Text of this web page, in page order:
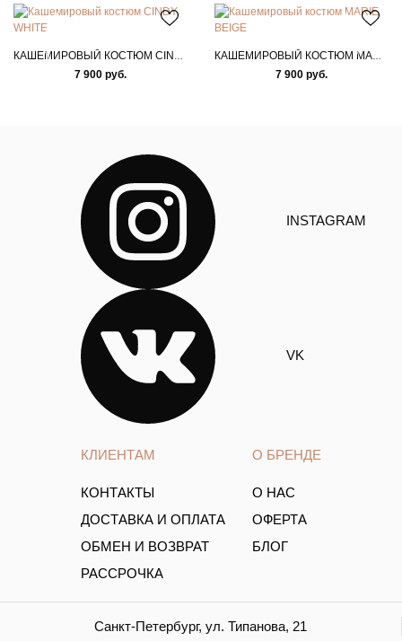
7 900 руб. 7 900 руб.
КЛИЕНТАМ
КОНТАКТЫ
ДОСТАВКА И ОПЛАТА
ОБМЕН И ВОЗВРАТ
РАССРОЧКА
О БРЕНДЕ
О НАС
ОФЕРТА
БЛОГ
INSTAGRAM
VK
Санкт-Петербург, ул. Типанова, 21